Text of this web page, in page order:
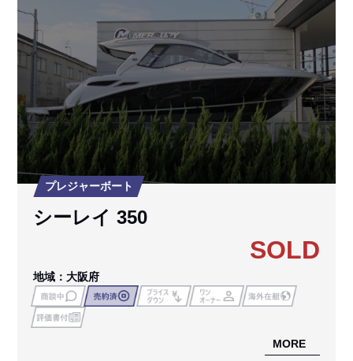
プレジャーボート
シーレイ 350
SOLD
地域：大阪府
MORE